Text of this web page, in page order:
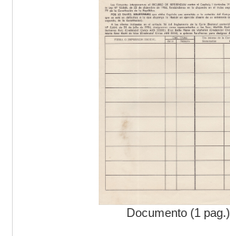
Documento (1 pag.)